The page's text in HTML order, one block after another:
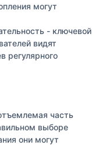
могут
- ключевой
видят
регулярного
часть
выборе
они могут